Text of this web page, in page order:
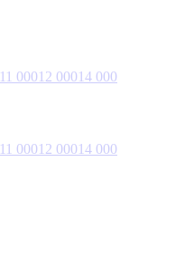
11 00012 00014 000
11 00012 00014 000